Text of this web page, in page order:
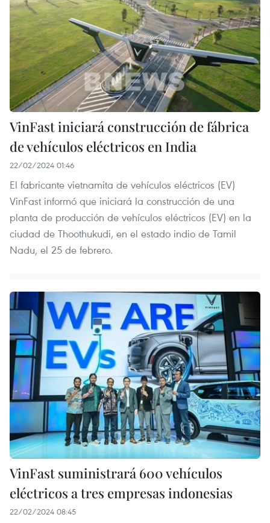
VinFast iniciará construcción de fábrica
de vehículos eléctricos en India
22/02/2024 01:46
El fabricante vietnamita de vehículos eléctricos (EV)
VinFast informó que iniciará la construcción de una
planta de producción de vehículos eléctricos (EV) en la
ciudad de Thoothukudi, en el estado indio de Tamil
Nadu, el 25 de febrero.
VinFast suministrará 600 vehículos
eléctricos a tres empresas indonesias
22/02/2024 08:45